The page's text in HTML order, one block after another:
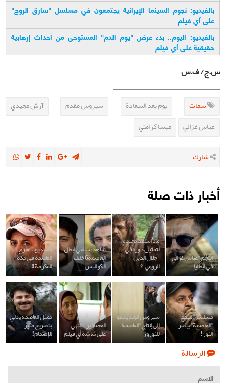
بالفيديو: نجوم السينما الإيرانية يجتمعون في مسلسل "سارق الروح"
على آي فيلم
بالفيديو: اليوم.. بدء عرض "يوم الدم" المستوحى من أحداث إرهابية
حقيقية على آي فيلم
س.ج/ ف.س
سمات يوم بعد السعادة سيروس مقدم
آرش مجيدي
عباس غزالي
مهسا كرامتي
شارك
أخبار ذات صلة
النجم "عباس غزالي"
في ايطاليا
ماذا ساعد مجيدي
لتمثيل دوره في
"جلال الدين
الرومي"؟
شاهد سيلفي ابطال
العاصمة6 خلف
الكواليس
بالفيديو.. مخرج
العاصمة في مكة
المكرمة!!
مسلسل مبدع
"العاصمة" يبصر
النور!
سيروس ألوند يدعو
إلى إنتاج "العاصمة"
للنوروز
اليوم.. "أحلام
العصافير" تنتهي
على شاشة أي فيلم
ممثل العاصمة يدلي
بتصريح مثير
للإهتمام!
الرسالة